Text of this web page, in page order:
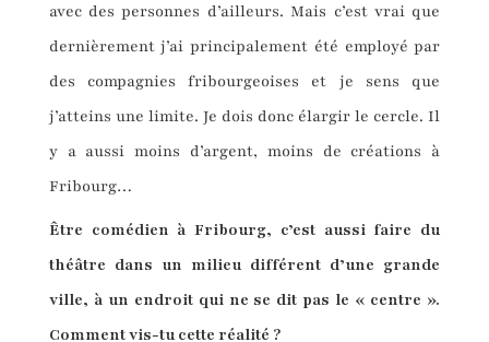
avec des personnes d’ailleurs. Mais c’est vrai que
dernièrement j’ai principalement été employé par
des compagnies fribourgeoises et je sens que
j’atteins une limite. Je dois donc élargir le cercle. Il
y a aussi moins d’argent, moins de créations à
Fribourg…
Être comédien à Fribourg, c’est aussi faire du
théâtre dans un milieu différent d’une grande
ville, à un endroit qui ne se dit pas le « centre ».
Comment vis-tu cette réalité ?